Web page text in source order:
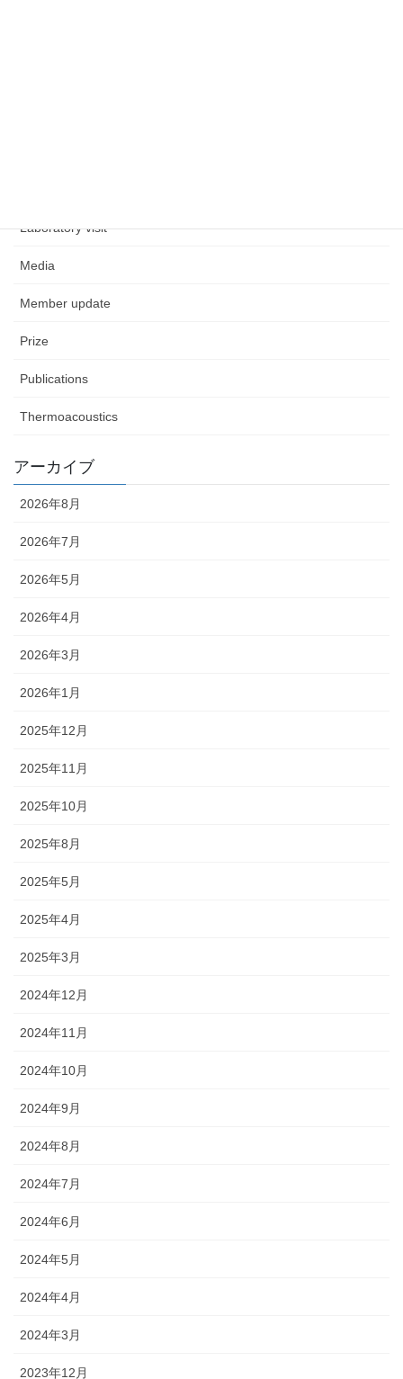
Laboratory visit
Media
Member update
Prize
Publications
Thermoacoustics
アーカイブ
2026年8月
2026年7月
2026年5月
2026年4月
2026年3月
2026年1月
2025年12月
2025年11月
2025年10月
2025年8月
2025年5月
2025年4月
2025年3月
2024年12月
2024年11月
2024年10月
2024年9月
2024年8月
2024年7月
2024年6月
2024年5月
2024年4月
2024年3月
2023年12月